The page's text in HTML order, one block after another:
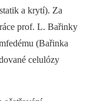
a krytí). Za
prof. L. Bařinky
(Bařinka
celulózy